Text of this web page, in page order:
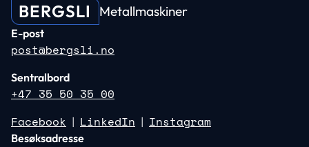
BERGSLI Metallmaskiner
E-post
post@bergsli.no
Sentralbord
+47 35 50 35 00
Facebook | LinkedIn | Instagram
Besøksadresse